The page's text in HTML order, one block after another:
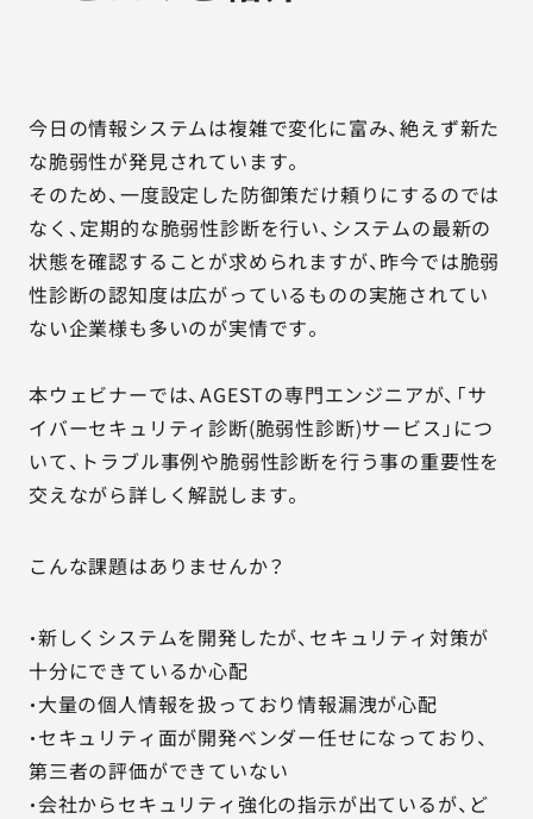
今日の情報システムは複雑で変化に富み、絶えず新た
な脆弱性が発見されています。
そのため、一度設定した防御策だけ頼りにするのでは
なく、定期的な脆弱性診断を行い、システムの最新の
状態を確認することが求められますが、昨今では脆弱
性診断の認知度は広がっているものの実施されてい
ない企業様も多いのが実情です。
本ウェビナーでは、AGESTの専門エンジニアが、「サ
イバーセキュリティ診断(脆弱性診断)サービス」につ
いて、トラブル事例や脆弱性診断を行う事の重要性を
交えながら詳しく解説します。
こんな課題はありませんか？
・新しくシステムを開発したが、セキュリティ対策が
十分にできているか心配
・大量の個人情報を扱っており情報漏洩が心配
・セキュリティ面が開発ベンダー任せになっており、
第三者の評価ができていない
・会社からセキュリティ強化の指示が出ているが、ど